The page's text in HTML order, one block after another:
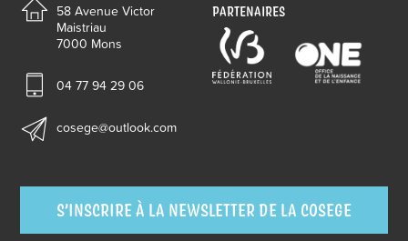
58 Avenue Victor
Maistriau
7000 Mons
04 77 94 29 06
cosege@outlook.com
PARTENAIRES
S’INSCRIRE À LA NEWSLETTER DE LA COSEGE